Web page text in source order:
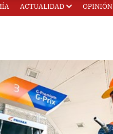
ACTUALIDAD OPINIÓN